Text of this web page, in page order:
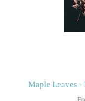
Maple Leaves -